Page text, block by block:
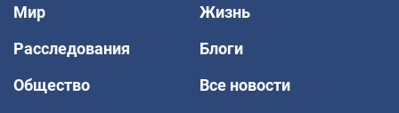
Мир
Жизнь
Расследования
Блоги
Общество
Все новости